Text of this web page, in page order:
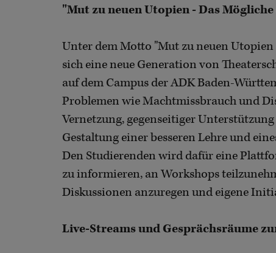
"Mut zu neuen Utopien - Das
Unter dem Motto "Mut zu neuen
sich eine neue Generation von
auf dem Campus der ADK Baden-
Problemen wie Machtmissbrauch und
Vernetzung, gegenseitiger
Gestaltung einer besseren Lehre und
Den Studierenden wird dafür eine
zu informieren, an Workshops
Diskussionen anzuregen und eigene
Live-Streams und Gesprächsräume